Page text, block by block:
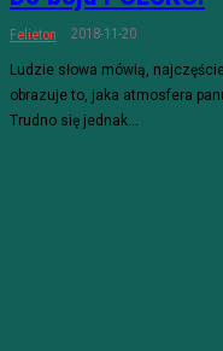
Felieton 2018-11-20
Ludzie słowa mówią,
obrazuje to, jaka atmosfera
Trudno się jednak...